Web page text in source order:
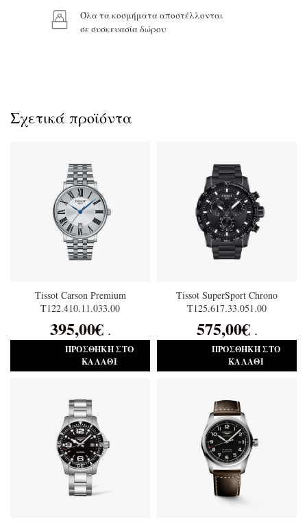
Όλα τα κοσμήματα αποστέλλονται
σε συσκευασία δώρου
Σχετικά προϊόντα
Tissot Carson Premium
T122.410.11.033.00
395,00€ .
ΠΡΟΣΘΉΚΗ ΣΤΟ
ΚΑΛΆΘΙ
Tissot SuperSport Chrono
T125.617.33.051.00
575,00€ .
ΠΡΟΣΘΉΚΗ ΣΤΟ
ΚΑΛΆΘΙ